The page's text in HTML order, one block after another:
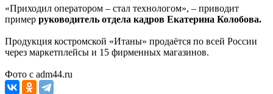
«Приходил оператором – стал технологом», – приводит
пример руководитель отдела кадров Екатерина Колобова.
Продукция костромской «Итаны» продаётся по всей России
через маркетплейсы и 15 фирменных магазинов.
Фото с adm44.ru